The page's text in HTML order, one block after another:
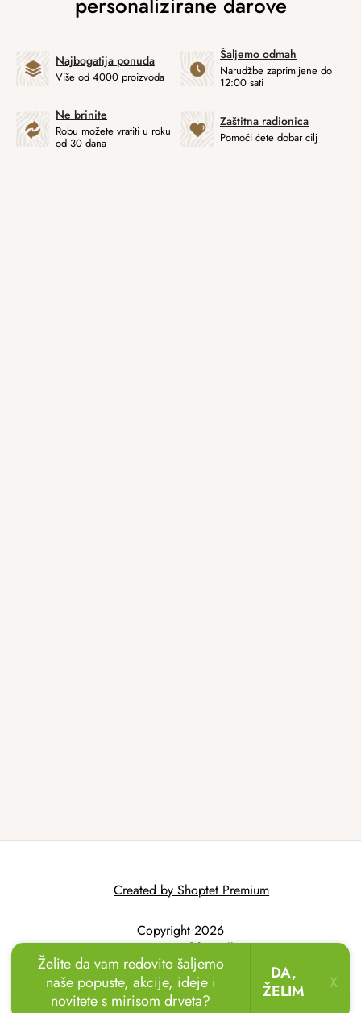
Uživajte u odmoru u vrtu!Drvene ležaljke
sada uz popust
Najbogatija ponuda
Više od 4000 proizvoda
Šaljemo odmah
Narudžbe zaprimljene do
12:00 sati
Ne brinite
Robu možete vratiti u roku
od 30 dana
Zaštitna radionica
Pomoći ćete dobar cilj
Created by Shoptet Premium
Copyright 2026
AtmoWood.hr. All
rights reserved.
Želite da vam redovito šaljemo
naše popuste, akcije, ideje i
novitete s mirisom drveta?
DA,
ŽELIM
X